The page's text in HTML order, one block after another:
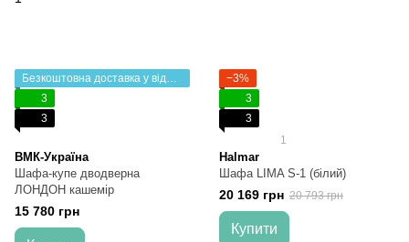
Безкоштовна доставка у відділення НП
3
3
ВМК-Україна
Шафа-купе дводверна
ЛОНДОН кашемір
15 780 грн
−3%
3
3
1
Halmar
Шафа LIMA S-1 (білий)
20 169 грн 20 793 грн
Купити